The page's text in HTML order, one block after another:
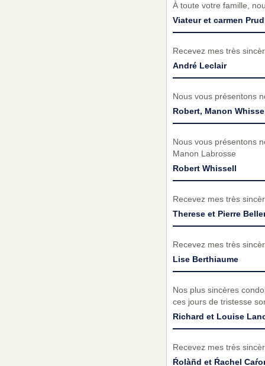
À toute votre famille,
Viateur et carmen
Recevez mes très
André Leclair
Nous vous présentons
Robert, Manon
Nous vous présentons
Manon Labrosse
Robert Whissell
Recevez mes très
Therese et Pierre
Recevez mes très
Lise Berthiaume
Nos plus sincères
ces jours de tristesse
Richard et Louise
Recevez mes très
Ŕolàñd et Ŕachel